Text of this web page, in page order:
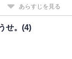
あらすじを見る
せ。(4)